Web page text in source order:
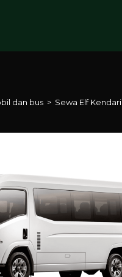
dan bus > Sewa Elf Kendari